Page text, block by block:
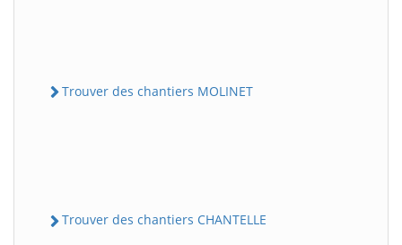
Trouver des chantiers MOLINET
Trouver des chantiers CHANTELLE